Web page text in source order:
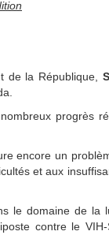
de la République,
progrès
encore un
et aux
le domaine de la
contre le VIH-